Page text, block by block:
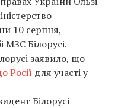
10 серпня,
МЗС Білорусі.
заявило, що
Росії для участі у
Білорусі